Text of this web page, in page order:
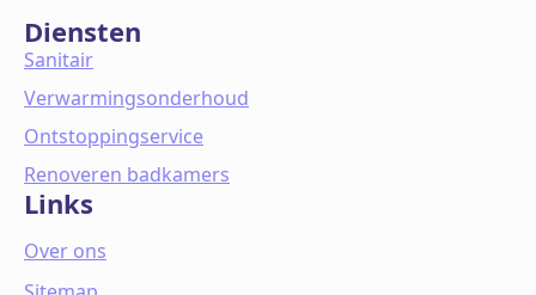
Diensten
Sanitair
Verwarmingsonderhoud
Ontstoppingservice
Renoveren badkamers
Links
Over ons